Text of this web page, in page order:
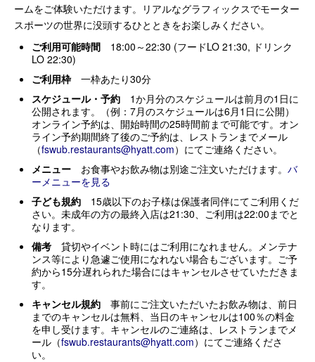
ームをご体験いただけます。リアルなグラフィックスでモーター
スポーツの世界に没頭するひとときをお楽しみください。
ご利用可能時間 18:00～22:30 (フードLO 21:30, ドリンク
LO 22:30)
ご利用枠 一枠あたり30分
スケジュール・予約 1か月分のスケジュールは前月の1日に
公開されます。（例：7月のスケジュールは6月1日に公開）
オンライン予約は、開始時間の25時間前まで可能です。オン
ライン予約期間終了後のご予約は、レストランまでメール
（fswub.restaurants@hyatt.com）にてご連絡ください。
メニュー お食事やお飲み物は別途ご注文いただけます。 バ
ーメニューを見る
子ども規約 15歳以下のお子様は保護者同伴にてご利用くだ
さい。未成年の方の最終入店は21:30、ご利用は22:00までと
なります。
備考 貸切やイベント時にはご利用になれません。メンテナ
ンス等により急遽ご使用になれない場合もございます。ご予
約から15分遅れられた場合にはキャンセルさせていただきま
す。
キャンセル規約 事前にご注文いただいたお飲み物は、前日
までのキャンセルは無料、当日のキャンセルは100％の料金
を申し受けます。キャンセルのご連絡は、レストランまでメ
ール（fswub.restaurants@hyatt.com）にてご連絡くださ
い。